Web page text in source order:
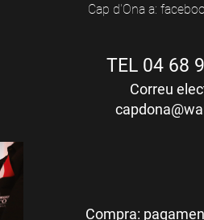
Cap d'Ona a:
TEL 04 68
Correu
Compra: